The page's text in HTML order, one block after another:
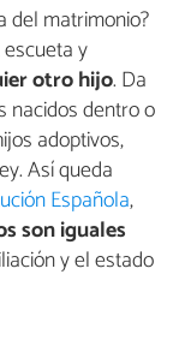
del matrimonio?
y
otro hijo. Da
nacidos dentro o
adoptivos,
Así queda
Española,
son iguales
y el estado